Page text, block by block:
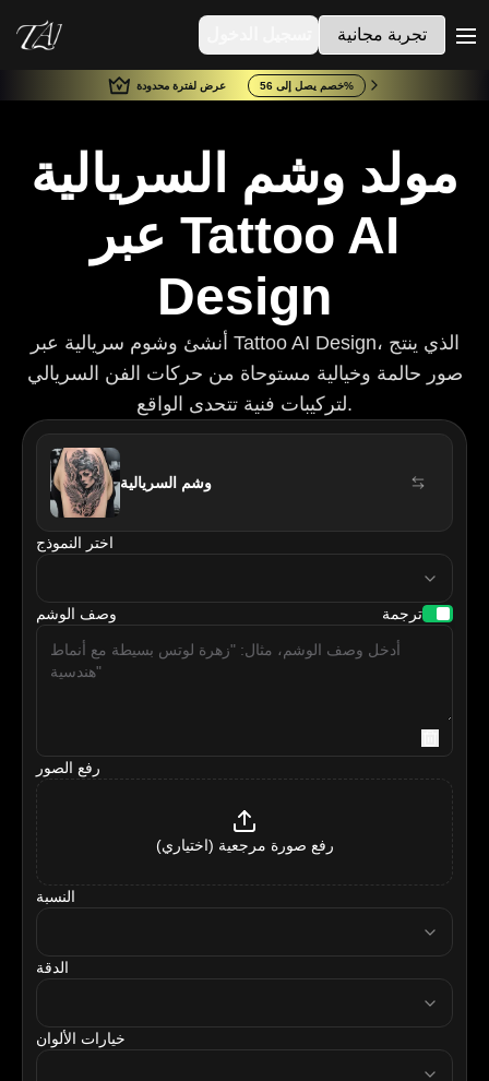
تجربة مجانية
عرض لفترة محدودة خصم يصل إلى 56%
مولد وشم السريالية
عبر Tattoo AI
Design
أنشئ وشوم سريالية عبر Tattoo AI Design، الذي ينتج
صور حالمة وخيالية مستوحاة من حركات الفن السريالي
لتركيبات فنية تتحدى الواقع.
وشم السريالية
اختر النموذج
model
وصف الوشم ترجمة
رفع الصور
رفع صورة مرجعية (اختياري)
النسبة
ratio
الدقة
resolution
خيارات الألوان
tattooColor